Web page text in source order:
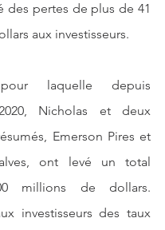
des pertes de plus de 41
aux investisseurs.
laquelle depuis
Nicholas et deux
Emerson Pires et
ont levé un total
millions de dollars.
investisseurs des taux